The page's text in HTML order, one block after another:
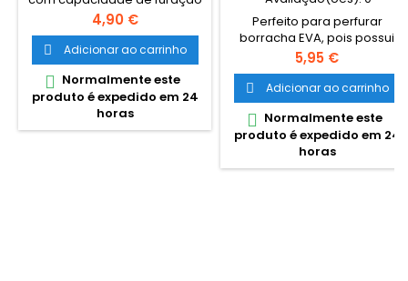
até 10 folhas. Cículo de
furação de 6mm
Preço
4,90 €
 Adicionar ao carrinho
 Normalmente este
produto é expedido em 24
horas
Perfeito para perfurar
borracha EVA, pois possui
boca mais larga. Também
perfura outros materiais
como papelão, couro fino ou
plástico fino. Ideal para fazer
confetes, enfeites ou figuras
para scrapbooking, etc.
Possui depósito de recortes.
Não reocmendado para
Preço
5,95 €
 Adicionar ao carrinho
 Normalmente este
produto é expedido em 24
horas